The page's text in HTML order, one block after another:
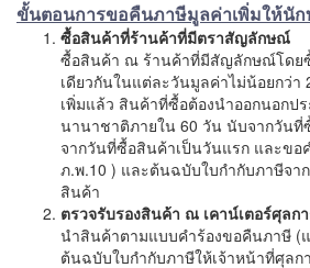
ขั้นตอนการขอคืนภาษีมูลค่าเพิ่มให้นัก
ซื้อสินค้าที่ร้านค้าที่มีตราสัญลักษณ์
ซื้อสินค้า ณ ร้านค้าที่มีสัญลักษณ์โดย
เดียวกันในแต่ละวันมูลค่าไม่น้อยกว่า
เพิ่มแล้ว สินค้าที่ซื้อต้องนำออกนอกปร
นานาชาติภายใน 60 วัน นับจากวันที่
จากวันที่ซื้อสินค้าเป็นวันแรก และขอ
ภ.พ.10 ) และต้นฉบับใบกำกับภาษีจา
สินค้า
ตรวจรับรองสินค้า ณ เคาน์เตอร์ศุลก
นำสินค้าตามแบบคำร้องขอคืนภาษี (
ต้นฉบับใบกำกับภาษีให้เจ้าหน้าที่ศุลก